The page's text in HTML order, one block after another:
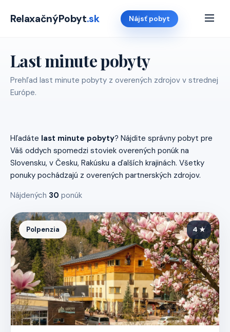
RelaxačnýPobyt.sk Nájsť pobyt
Last minute pobyty
Prehľad last minute pobyty z overených zdrojov v strednej
Európe.
Hľadáte last minute pobyty? Nájdite správny pobyt pre
Váš oddych spomedzi stoviek overených ponúk na
Slovensku, v Česku, Rakúsku a ďalších krajinách. Všetky
ponuky pochádzajú z overených partnerských zdrojov.
Nájdených 30 ponúk
Polpenzia 4 ★